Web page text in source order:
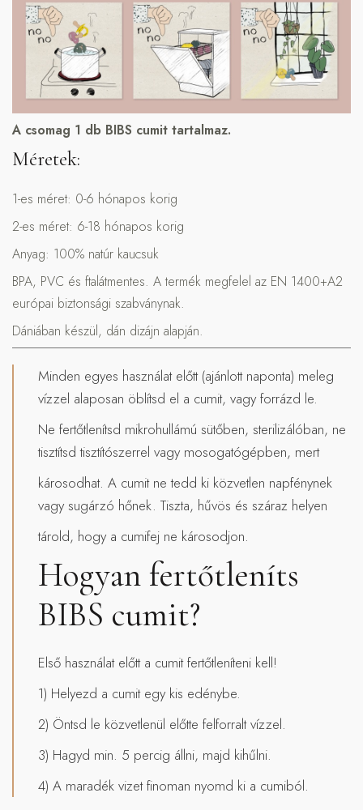
A csomag 1 db BIBS cumit tartalmaz.
Méretek:
1-es méret: 0-6 hónapos korig
2-es méret: 6-18 hónapos korig
Anyag: 100% natúr kaucsuk
BPA, PVC és ftalátmentes. A termék megfelel az EN 1400+A2
európai biztonsági szabványnak.
Dániában készül, dán dizájn alapján.
Minden egyes használat előtt (ajánlott naponta) meleg
vízzel alaposan öblítsd el a cumit, vagy forrázd le.
Ne fertőtlenítsd mikrohullámú sütőben, sterilizálóban, ne
tisztítsd tisztítószerrel vagy mosogatógépben, mert
károsodhat. A cumit ne tedd ki közvetlen napfénynek
vagy sugárzó hőnek. Tiszta, hűvös és száraz helyen
tárold, hogy a cumifej ne károsodjon.
Hogyan fertőtleníts
BIBS cumit?
Első használat előtt a cumit fertőtleníteni kell!
1) Helyezd a cumit egy kis edénybe.
2) Öntsd le közvetlenül előtte felforralt vízzel.
3) Hagyd min. 5 percig állni, majd kihűlni.
4) A maradék vizet finoman nyomd ki a cumiból.